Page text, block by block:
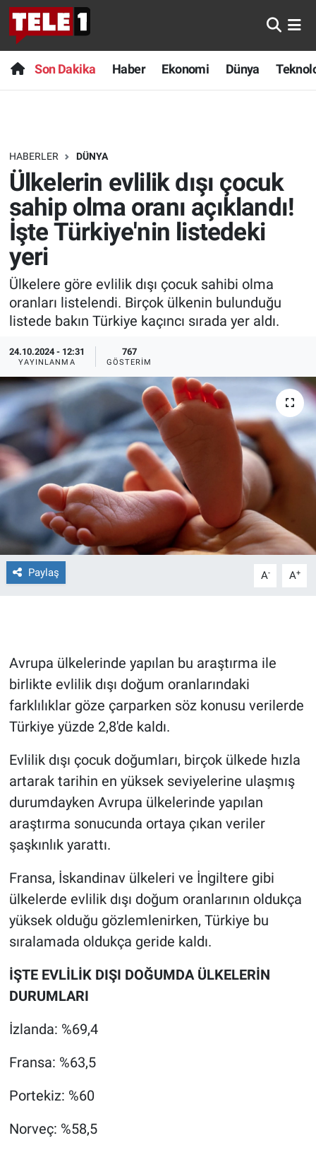
Son Dakika Haber Ekonomi Dünya
HABERLER DÜNYA
Ülkelerin evlilik dışı çocuk
sahip olma oranı açıklandı!
İşte Türkiye'nin listedeki
yeri
Ülkelere göre evlilik dışı çocuk sahibi olma
oranları listelendi. Birçok ülkenin bulunduğu
listede bakın Türkiye kaçıncı sırada yer aldı.
24.10.2024 - 12:31
YAYINLANMA
767
GÖSTERIM
Paylaş A- A+
Avrupa ülkelerinde yapılan bu araştırma ile
birlikte evlilik dışı doğum oranlarındaki
farklılıklar göze çarparken söz konusu verilerde
Türkiye yüzde 2,8'de kaldı.
Evlilik dışı çocuk doğumları, birçok ülkede hızla
artarak tarihin en yüksek seviyelerine ulaşmış
durumdayken Avrupa ülkelerinde yapılan
araştırma sonucunda ortaya çıkan veriler
şaşkınlık yarattı.
Fransa, İskandinav ülkeleri ve İngiltere gibi
ülkelerde evlilik dışı doğum oranlarının oldukça
yüksek olduğu gözlemlenirken, Türkiye bu
sıralamada oldukça geride kaldı.
İŞTE EVLİLİK DIŞI DOĞUMDA ÜLKELERİN
DURUMLARI
İzlanda: %69,4
Fransa: %63,5
Portekiz: %60
Norveç: %58,5
Anında Manşet
Başka Sohbetler
Bilim turu
Bilim ve Teknoloji Evreni
Doğa Konuşuyor
Ege Saati
Eğitim
Eğlence
Ekonomi
Forum
Gerçeğin İzinde
Gün Başlıyor
Gündem Özel
Günün görüntüsü
Haber
İlan
Kimdir
Koronavirüs
Kültür Sanat
Ne demişti
Popüler
Programlar
Sağlık
Spor
Teknoloji
Son Dakika
Haber
Dünya
Teknoloji
Sağlık
Yayın Akışı
Nöbetçi Eczaneler
Hava Durumu
Trafik Durumu
Süper Lig Puan Durumu ve Fikstür
Tüm Manşetler
Haber Arşivi